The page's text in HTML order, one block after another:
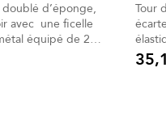
d’éponge,
avec une ficelle
équipé de 2
Tour
Prix